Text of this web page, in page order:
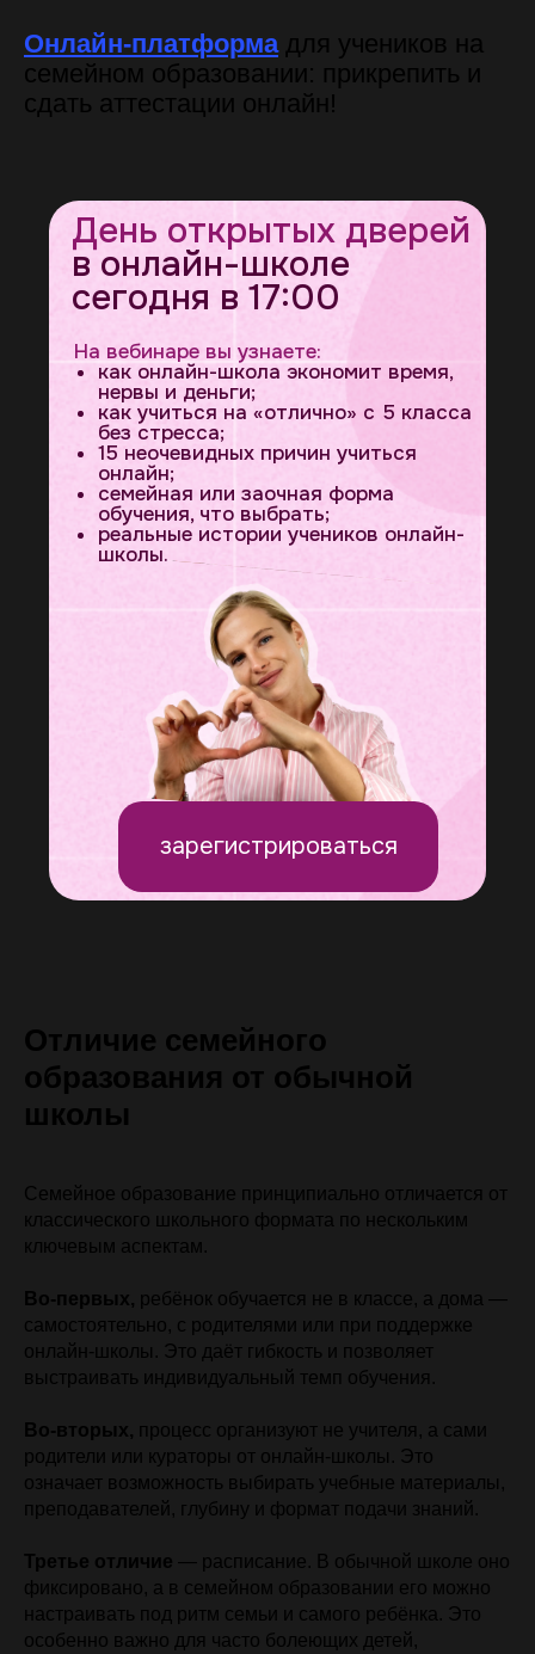
Онлайн-платформадля учеников на
семейном образовании: прикрепить и
сдать аттестации онлайн!
зарегистрироваться
День открытых дверей
в онлайн-школе
сегодня в 17:00
На вебинаре вы узнаете:
как онлайн-школа экономит время,
нервы и деньги;
как учиться на «отлично» с 5 класса
без стресса;
15 неочевидных причин учиться
онлайн;
семейная или заочная форма
обучения, что выбрать;
реальные истории учеников онлайн-
школы.
Отличие семейного
образования от обычной
школы
Семейное образование принципиально отличается от
классического школьного формата по нескольким
ключевым аспектам.
Во-первых, ребёнок обучается не в классе, а дома —
самостоятельно, с родителями или при поддержке
онлайн-школы. Это даёт гибкость и позволяет
выстраивать индивидуальный темп обучения.
Во-вторых, процесс организуют не учителя, а сами
родители или кураторы от онлайн-школы. Это
означает возможность выбирать учебные материалы,
преподавателей, глубину и формат подачи знаний.
Третье отличие — расписание. В обычной школе оно
фиксировано, а в семейном образовании его можно
настраивать под ритм семьи и самого ребёнка. Это
особенно важно для часто болеющих детей,